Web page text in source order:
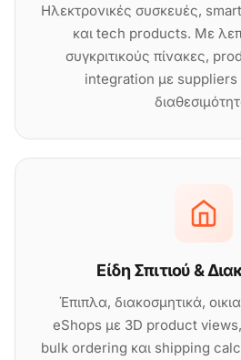
Ηλεκτρονικές συσκευές,
και tech products. Με
συγκριτικούς πίνακες,
integration με suppliers
Είδη Σπιτιού &
Έπιπλα, διακοσμητικά,
eShops με 3D product
bulk ordering και shipping